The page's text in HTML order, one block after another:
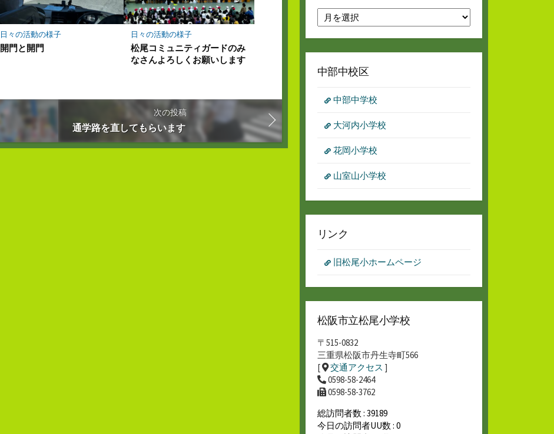
日々の活動の様子
開門と開門
日々の活動の様子
松尾コミュニティガードのみ
なさんよろしくお願いします
次の投稿
通学路を直してもらいます
別
ア
ー
イ
中部中校区
中部中学校
大河内小学校
花岡小学校
山室山小学校
リンク
旧松尾小ホームページ
松阪市立松尾小学校
〒515-0832
三重県松阪市丹生寺町566
[
交通アクセス ]
0598-58-2464
0598-58-3762
総訪問者数 : 39189
今日の訪問者UU数 : 0